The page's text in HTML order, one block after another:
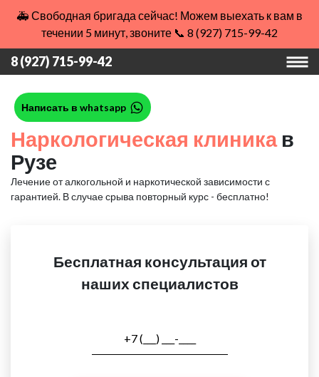
🚑 Свободная бригада сейчас! Можем выехать к вам в
течении 5 минут, звоните 📞 8 (927) 715-99-42
8 (927) 715-99-42
Написать в whatsapp
Наркологическая клиникав
Рузе
Лечение от алкогольной и наркотической зависимости с
гарантией. В случае срыва повторный курс - бесплатно!
Бесплатная консультация от
наших специалистов